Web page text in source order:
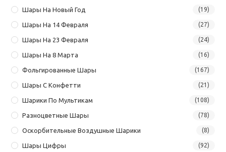
Шары На Новый Год (19)
Шары На 14 Февраля (27)
Шары На 23 Февраля (24)
Шары На 8 Марта (16)
Фольгированные Шары (167)
Шары С Конфетти (21)
Шарики По Мультикам (108)
Разноцветные Шары (78)
Оскорбительные Воздушные Шарики (8)
Шары Цифры (92)